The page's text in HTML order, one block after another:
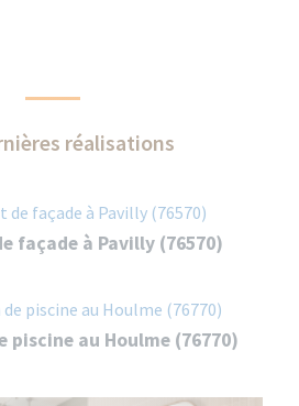
réalisations
façade à Pavilly (76570)
piscine au Houlme (76770)